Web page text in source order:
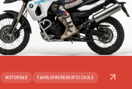
MOTORRAD FAHRLEHRERBERUFSSCHULE